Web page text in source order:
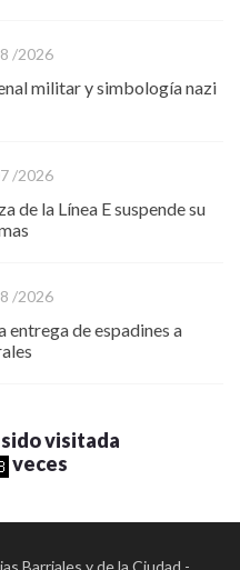
/2026
militar y simbología nazi
/2026
de la Línea E suspende su
/2026
entrega de espadines a
visitada
veces
Barriales y de la Ciudad -